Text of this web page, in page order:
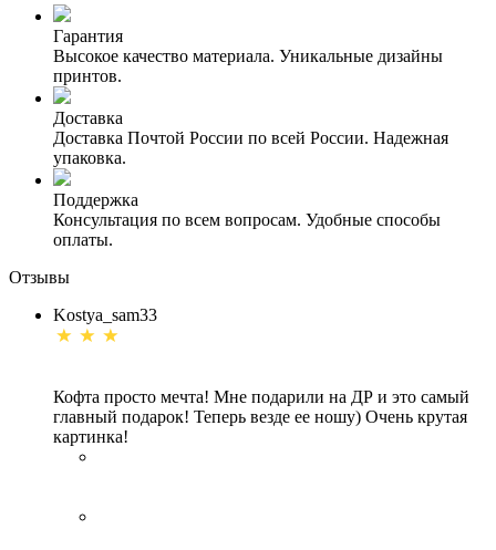
Гарантия
Высокое качество материала. Уникальные дизайны
принтов.
Доставка
Доставка Почтой России по всей России. Надежная
упаковка.
Поддержка
Консультация по всем вопросам. Удобные способы
оплаты.
Отзывы
Kostya_sam33
Кофта просто мечта! Мне подарили на ДР и это самый
главный подарок! Теперь везде ее ношу) Очень крутая
картинка!